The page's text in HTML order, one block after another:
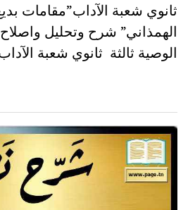
ثانوي شعبة الآداب”مقامات
الهمذاني” شرح وتحليل
الوصية ثالثة ثانوي شعبة